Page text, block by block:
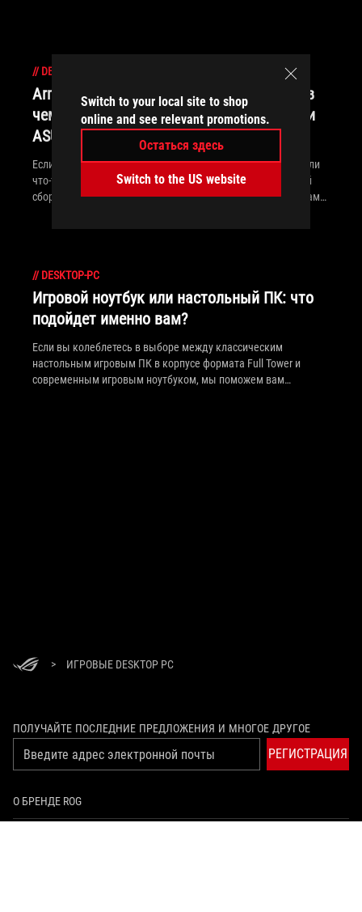
Switch to your local site to shop
online and see relevant promotions.
Остаться здесь
Switch to the US website
// DESKTOP-PC
Armoury Crate, MyASUS и GPU Tweak III – в
чем разница между этими приложениями
ASUS?
Если у вас ноутбук ROG, готовый настольный компьютер или
что-то из компонентов ASUS или ROG для самостоятельной
сборки ПК, то наше программное обеспечение поможет вам
широкие возможности для настройки.
// DESKTOP-PC
Игровой ноутбук или настольный ПК: что
подойдет именно вам?
Если вы колеблетесь в выборе между классическим
настольным игровым ПК в корпусе формата Full Tower и
современным игровым ноутбуком, мы поможем вам
> ИГРОВЫЕ DESKTOP PC
ПОЛУЧАЙТЕ ПОСЛЕДНИЕ ПРЕДЛОЖЕНИЯ И МНОГОЕ ДРУГОЕ
РЕГИСТРАЦИЯ
О БРЕНДЕ ROG